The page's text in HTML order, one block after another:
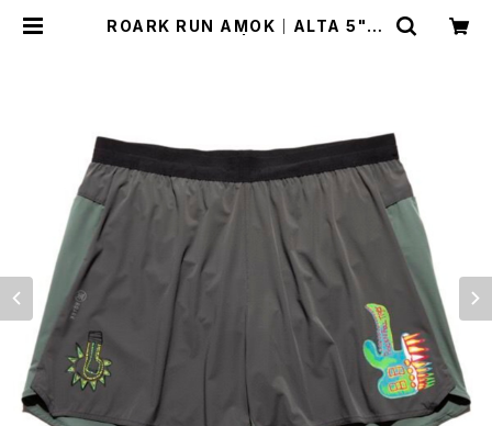
ROARK RUN AMOK｜ALTA 5" C